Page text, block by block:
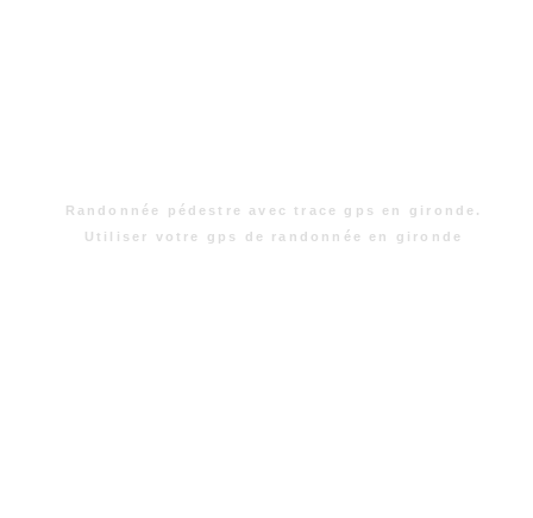
Randonnée pédestre avec trace gps en gironde.
Utiliser votre gps de randonnée en gironde